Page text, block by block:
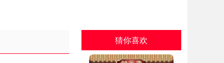
猜你喜欢